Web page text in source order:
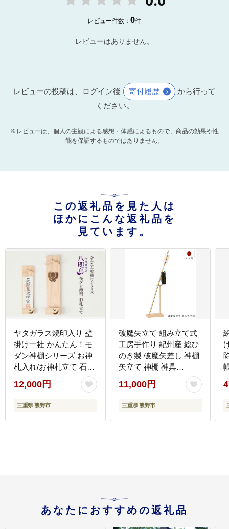
レビュー件数：0件
レビューはありません。
レビューの投稿は、ログイン後 寄付履歴
から行って
ください。
※レビューは、個人の主観による感想・体感によるもので、商品の効果や性
能を保証するものではありません。
この返礼品を見た人は
ほかにこんな返礼品を
見ています。
ヤタガラス焼印入り 壁
掛け一社 かんたん！モ
ダン神棚シリーズ お神
札入れ/お神札立て 石膏
ボード壁に簡単取付け&
簡単設置できます！紀
州産 総ひのき製
12,000円
三重県 熊野市
破魔矢立て 組み立て式
工房手作り 紀州産 総ひ
のき製 破魔矢差し 神棚
矢立て 神棚 神具
【ymku0027】
11,000円
三重県 熊野市
あなたにおすすめの返礼品